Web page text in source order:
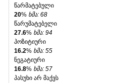
წარმატებული
20% ხმა: 68
წარუმატებელი
27.6% ხმა: 94
პოზიტიური
16.2% ხმა: 55
ნეგატიური
16.8% ხმა: 57
პასუხი არ მაქვს